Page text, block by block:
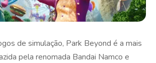
de simulação, Park Beyond é a mais
pela renomada Bandai Namco e